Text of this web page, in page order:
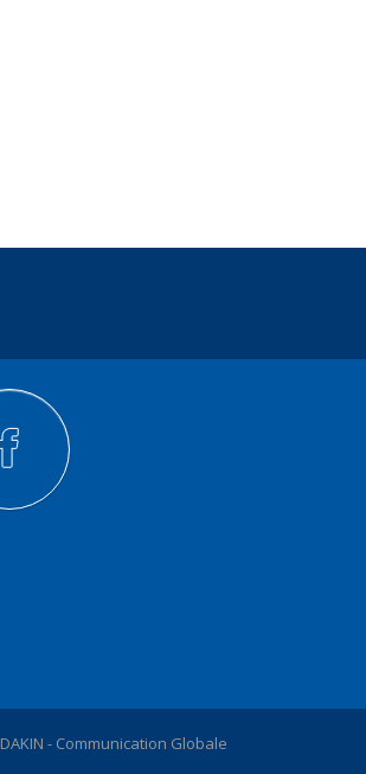
DAKIN - Communication Globale